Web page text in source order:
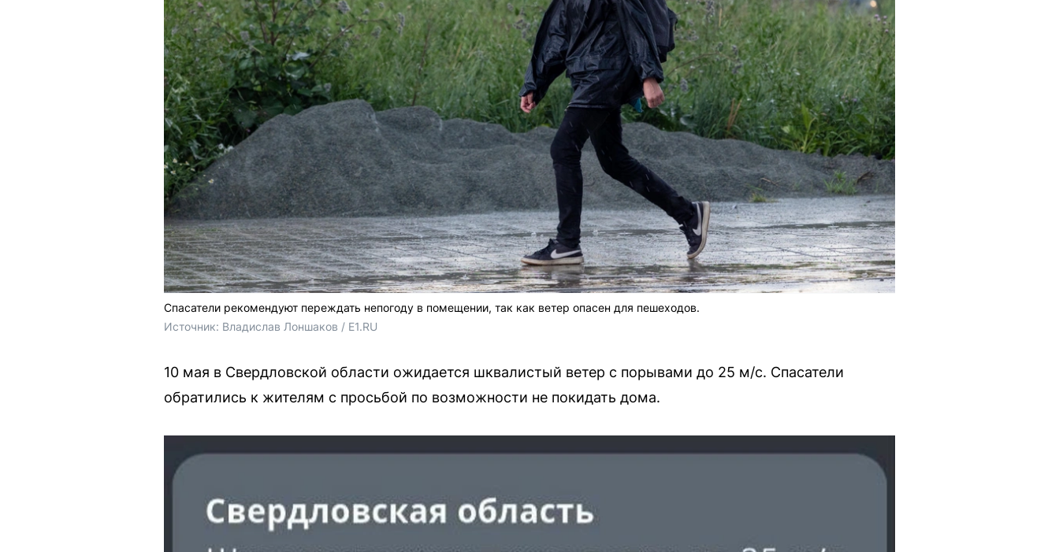
Спасатели рекомендуют переждать непогоду в помещении, так как ветер опасен для пешеходов.
Источник: Владислав Лоншаков / E1.RU
10 мая в Свердловской области ожидается шквалистый ветер с порывами до 25 м/с. Спасатели
обратились к жителям с просьбой по возможности не покидать дома.